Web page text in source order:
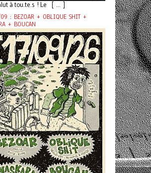
à tou.te.s ! Le [ ... ]
: BEZOAR + OBLIQUE SHIT +
+ BOUCAN